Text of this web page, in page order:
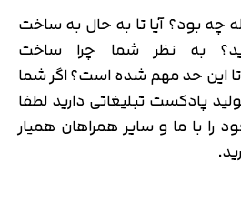
چه بود؟ آیا تا به حال به ساخت
به نظر شما چرا ساخت
این حد مهم شده است؟ اگر شما
پادکست تبلیغاتی دارید لطفا
را با ما و سایر همراهان همیار